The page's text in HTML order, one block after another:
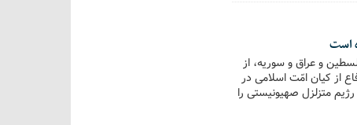
است
و عراق و سوریه، از
از کیان امّت اسلامی در
متزلزل صهیونیستی را